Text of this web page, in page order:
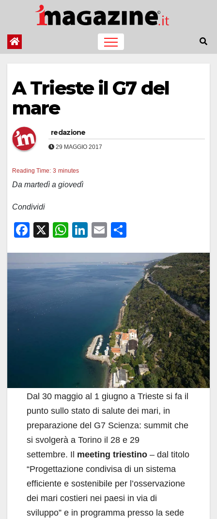
contenuto
A Trieste il G7 del
mare
redazione
29 MAGGIO 2017
Reading Time: 3 minutes
Da martedì a giovedì
Condividi
F
e
b
o
o
X
W
at
s
A
p
Li
k
e
dI
E
ail n
di
vi
di
Dal 30 maggio al 1 giugno a Trieste si fa il
punto sullo stato di salute dei mari, in
preparazione del G7 Scienza: summit che
si svolgerà a Torino il 28 e 29
settembre. Il meeting triestino – dal titolo
“Progettazione condivisa di un sistema
efficiente e sostenibile per l’osservazione
dei mari costieri nei paesi in via di
sviluppo” e in programma presso la sede